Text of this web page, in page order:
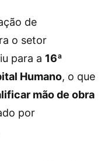
de
o setor
para a 16ª
Humano, o que
mão de obra
por